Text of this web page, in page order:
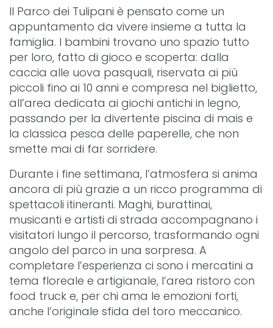
Il Parco dei Tulipani è pensato come un
appuntamento da vivere insieme a tutta la
famiglia. I bambini trovano uno spazio tutto
per loro, fatto di gioco e scoperta: dalla
caccia alle uova pasquali, riservata ai più
piccoli fino ai 10 anni e compresa nel biglietto,
all’area dedicata ai giochi antichi in legno,
passando per la divertente piscina di mais e
la classica pesca delle paperelle, che non
smette mai di far sorridere.
Durante i fine settimana, l’atmosfera si anima
ancora di più grazie a un ricco programma di
spettacoli itineranti. Maghi, burattinai,
musicanti e artisti di strada accompagnano i
visitatori lungo il percorso, trasformando ogni
angolo del parco in una sorpresa. A
completare l’esperienza ci sono i mercatini a
tema floreale e artigianale, l’area ristoro con
food truck e, per chi ama le emozioni forti,
anche l’originale sfida del toro meccanico.